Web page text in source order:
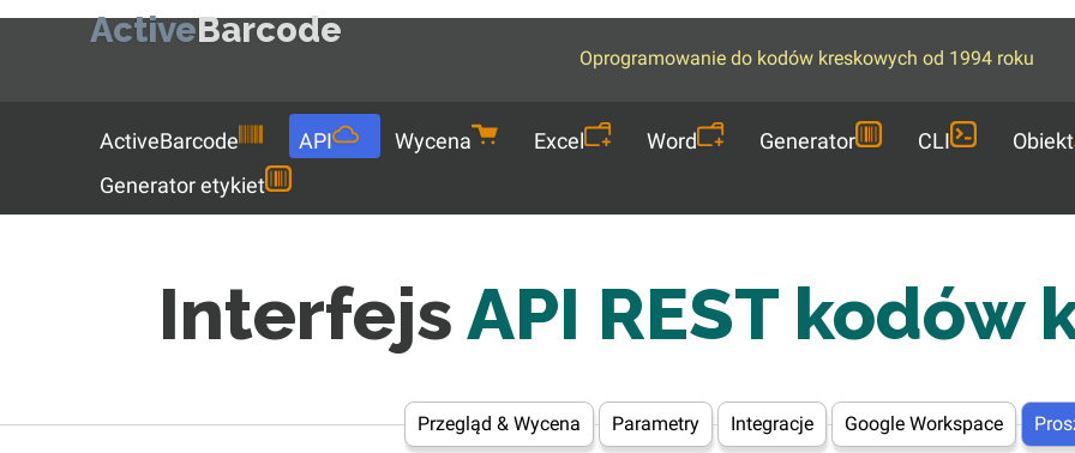
ActiveBarcode
Oprogramowanie do kodów kreskowych od 1994 roku
ActiveBarcode API Wycena Excel Word Generator CLI Obiekt
Generator etykiet
InterfejsAPI REST kodów
Przegląd & Wycena Parametry Integracje Google Workspace